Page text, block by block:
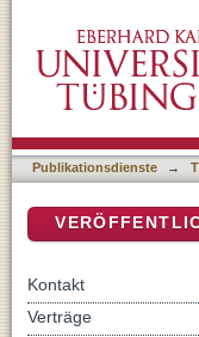
unter
Publikationsdienste →
Kontakt
Verträge